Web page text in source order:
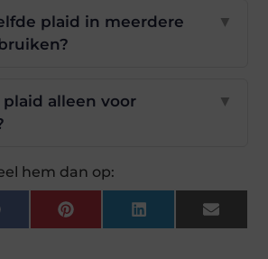
plaid in meerdere
▼
plaid alleen voor
▼
hem dan op:
FacebookPinterestLinkedInEmail